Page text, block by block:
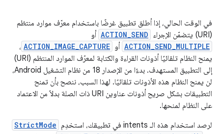
في الوقت الحالي، إذا أطلق تطبيق غرضًا باستخدام معرّف موارد منتظم
(URI) يتضمّن الإجراء
ACTION_SEND أو
ACTION_SEND_MULTIPLE أو ACTION_IMAGE_CAPTURE ،
يمنح النظام تلقائيًا أذونات القراءة والكتابة لمعرّف الموارد المنتظم (URI)
إلى التطبيق المستهدف. بدءًا من الإصدار 18 من نظام التشغيل Android،
لن يمنح النظام هذه الأذونات تلقائيًا. لهذا السبب، ننصح بأن تمنح
التطبيقات بشكل صريح أذونات عناوين URI ذات الصلة بدلاً من الاعتماد
على النظام لمنحها.
لرصد استخدام هذه الـ intents في تطبيقك، استخدِم
StrictMode